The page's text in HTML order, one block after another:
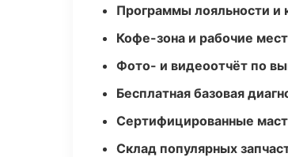
Программы лояльности и
Кофе-зона и рабочие
Фото- и видеоотчёт по
Бесплатная базовая
Сертифицированные
Склад популярных